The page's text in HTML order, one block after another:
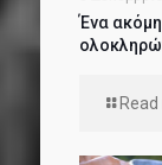
Ένα